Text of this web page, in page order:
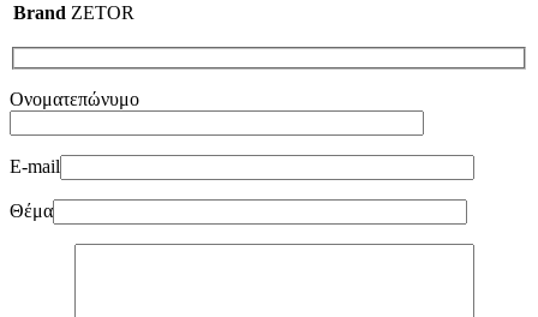
Brand ZETOR
Ονοματεπώνυμο
E-mail
Θέμα